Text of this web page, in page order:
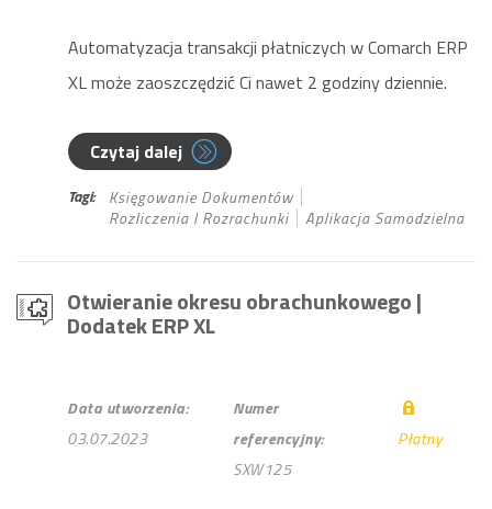
Automatyzacja transakcji płatniczych w Comarch ERP
XL może zaoszczędzić Ci nawet 2 godziny dziennie.
Czytaj dalej
Tagi: Księgowanie Dokumentów
Rozliczenia I Rozrachunki
Aplikacja Samodzielna
Otwieranie okresu obrachunkowego|
Dodatek ERP XL
Data utworzenia:
03.07.2023
Numer
referencyjny:
SXW125
Płatny